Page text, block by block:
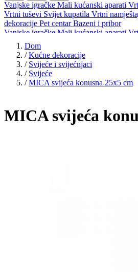
Vanjske igračke Mali kućanski aparati
Vrtni tuševi Svijet kupatila Vrtni
dekoracije Pet centarBazeni i pribor
Vanjske igračke Mali kućanski aparati
Vrtni tuševi
dekoracijePet centar Bazeni i pribor
Dom
/ Kućne dekoracije
/ Svijeće i svijećnjaci
/ Svijeće
/ MICA svijeća konusna 25x5 cm
MICA svijeća